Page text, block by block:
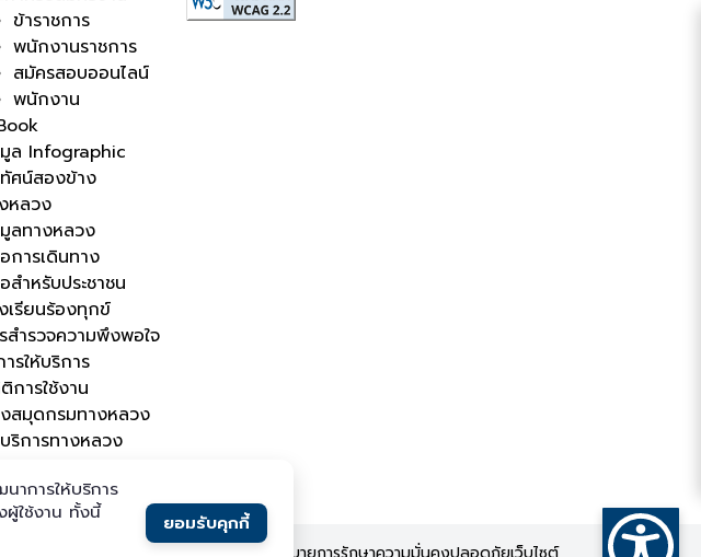
ข้าราชการ
พนักงานราชการ
สมัครสอบออนไลน์
พนักงาน
ล Infographic
ศน์สองข้าง
หลวง
ลทางหลวง
การเดินทาง
สำหรับประชาชน
เรียนร้องทุกข์
สำรวจความพึงพอใจ
ารให้บริการ
การใช้งาน
สมุดกรมทางหลวง
ริการทางหลวง
าการให้บริการ
ผู้ใช้งาน ทั้งนี้
ยอมรับคุกกี้